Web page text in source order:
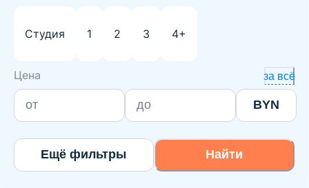
Студия 1 2 3 4+
Цена за всё
BYN
Ещё фильтры Найти